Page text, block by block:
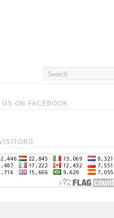
ON FACEBOOK